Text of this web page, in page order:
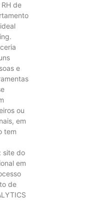
de
e
ou
em
tem
site do
em
de